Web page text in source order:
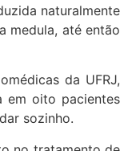
naturalmente
medula, até então
da UFRJ,
em oito pacientes
sozinho.